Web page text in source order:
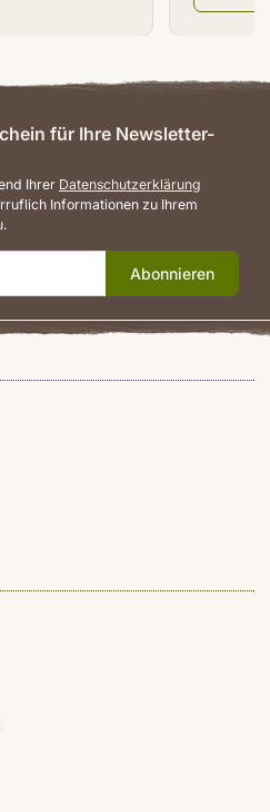
für Ihre Newsletter-
Ihrer Datenschutzerklärung
Informationen zu Ihrem
Abonnieren